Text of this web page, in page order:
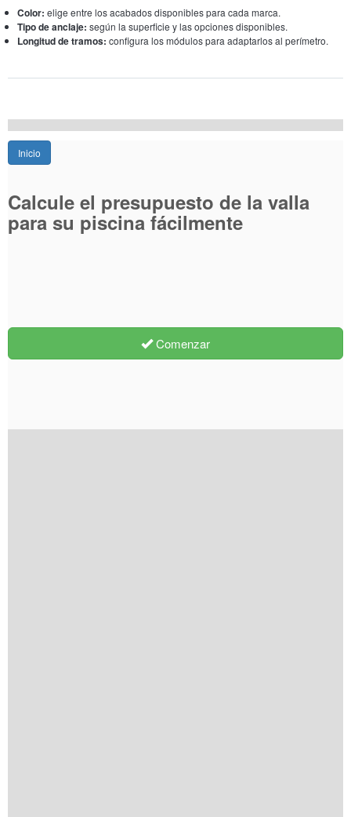
Color: elige entre los acabados disponibles para cada marca.
Tipo de anclaje: según la superficie y las opciones disponibles.
Longitud de tramos: configura los módulos para adaptarlos al perímetro.
Inicio
Calcule el presupuesto de la valla
para su piscina fácilmente
Comenzar